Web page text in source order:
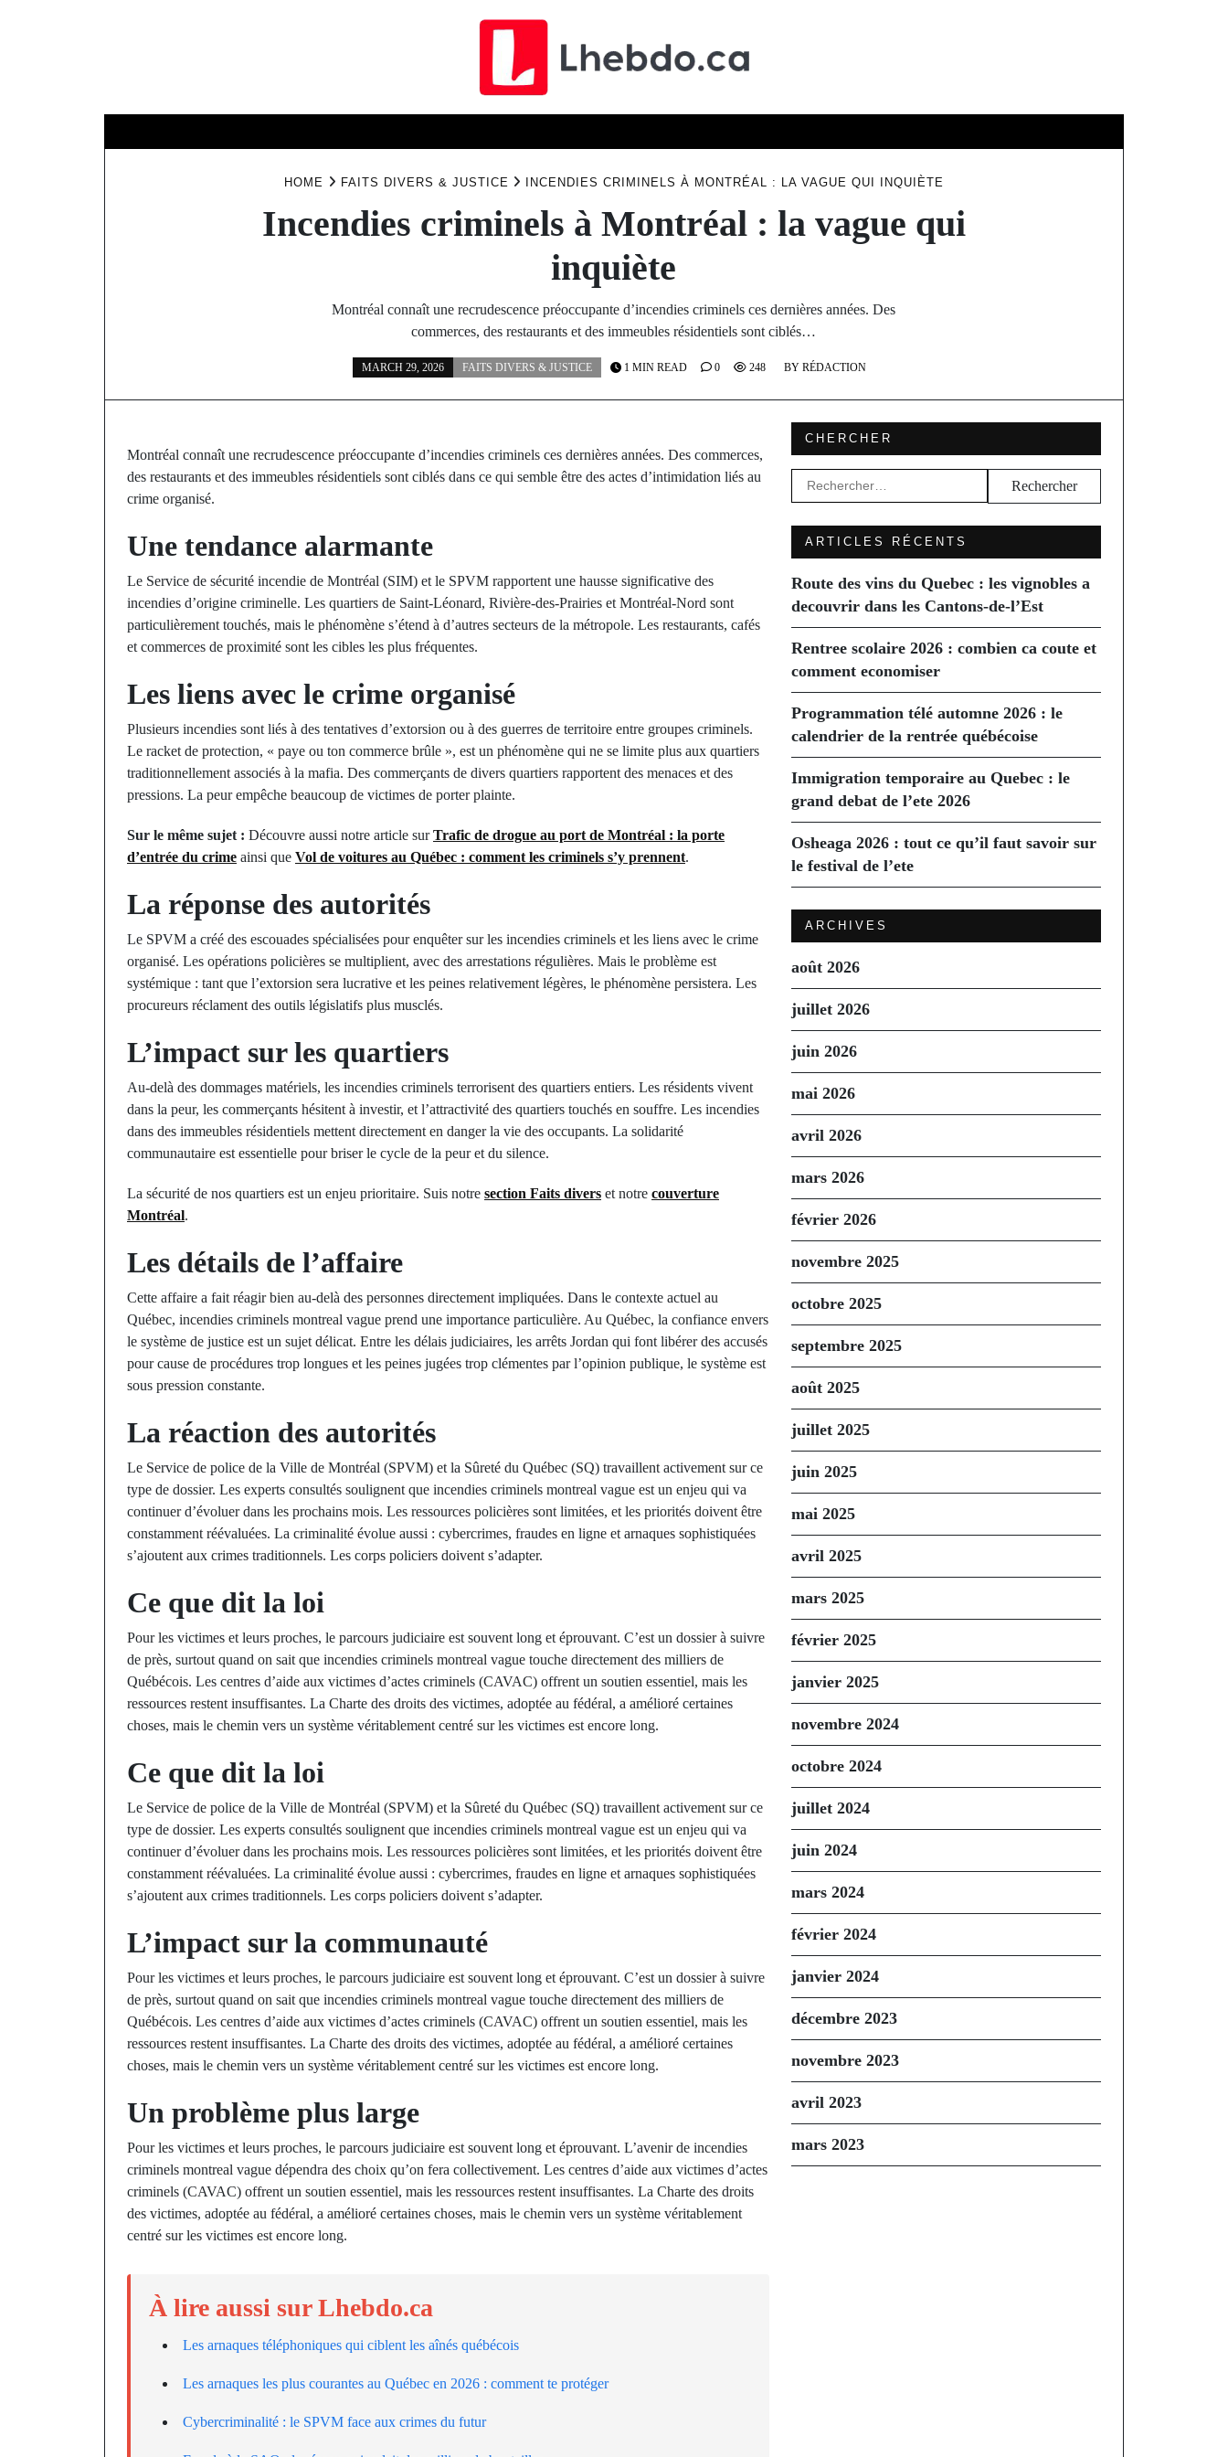
HOME FAITS DIVERS & JUSTICE INCENDIES CRIMINELS À MONTRÉAL : LA VAGUE QUI INQUIÈTE
Incendies criminels à Montréal : la vague qui
inquiète
Montréal connaît une recrudescence préoccupante d’incendies criminels ces dernières années. Des
commerces, des restaurants et des immeubles résidentiels sont ciblés…
MARCH 29, 2026 FAITS DIVERS & JUSTICE BY RÉDACTION
1 MIN READ 0 248
Montréal connaît une recrudescence préoccupante d’incendies criminels ces dernières années. Des commerces,
des restaurants et des immeubles résidentiels sont ciblés dans ce qui semble être des actes d’intimidation liés au
crime organisé.
Une tendance alarmante
Le Service de sécurité incendie de Montréal (SIM) et le SPVM rapportent une hausse significative des
incendies d’origine criminelle. Les quartiers de Saint-Léonard, Rivière-des-Prairies et Montréal-Nord sont
particulièrement touchés, mais le phénomène s’étend à d’autres secteurs de la métropole. Les restaurants, cafés
et commerces de proximité sont les cibles les plus fréquentes.
Les liens avec le crime organisé
Plusieurs incendies sont liés à des tentatives d’extorsion ou à des guerres de territoire entre groupes criminels.
Le racket de protection, « paye ou ton commerce brûle », est un phénomène qui ne se limite plus aux quartiers
traditionnellement associés à la mafia. Des commerçants de divers quartiers rapportent des menaces et des
pressions. La peur empêche beaucoup de victimes de porter plainte.
Sur le même sujet : Découvre aussi notre article surTrafic de drogue au port de Montréal : la porte
d’entrée du crime ainsi que Vol de voitures au Québec : comment les criminels s’y prennent.
La réponse des autorités
Le SPVM a créé des escouades spécialisées pour enquêter sur les incendies criminels et les liens avec le crime
organisé. Les opérations policières se multiplient, avec des arrestations régulières. Mais le problème est
systémique : tant que l’extorsion sera lucrative et les peines relativement légères, le phénomène persistera. Les
procureurs réclament des outils législatifs plus musclés.
L’impact sur les quartiers
Au-delà des dommages matériels, les incendies criminels terrorisent des quartiers entiers. Les résidents vivent
dans la peur, les commerçants hésitent à investir, et l’attractivité des quartiers touchés en souffre. Les incendies
dans des immeubles résidentiels mettent directement en danger la vie des occupants. La solidarité
communautaire est essentielle pour briser le cycle de la peur et du silence.
La sécurité de nos quartiers est un enjeu prioritaire. Suis notre section Faits divers et notre couverture
Montréal.
Les détails de l’affaire
Cette affaire a fait réagir bien au-delà des personnes directement impliquées. Dans le contexte actuel au
Québec, incendies criminels montreal vague prend une importance particulière. Au Québec, la confiance envers
le système de justice est un sujet délicat. Entre les délais judiciaires, les arrêts Jordan qui font libérer des accusés
pour cause de procédures trop longues et les peines jugées trop clémentes par l’opinion publique, le système est
sous pression constante.
La réaction des autorités
Le Service de police de la Ville de Montréal (SPVM) et la Sûreté du Québec (SQ) travaillent activement sur ce
type de dossier. Les experts consultés soulignent que incendies criminels montreal vague est un enjeu qui va
continuer d’évoluer dans les prochains mois. Les ressources policières sont limitées, et les priorités doivent être
constamment réévaluées. La criminalité évolue aussi : cybercrimes, fraudes en ligne et arnaques sophistiquées
s’ajoutent aux crimes traditionnels. Les corps policiers doivent s’adapter.
Ce que dit la loi
Pour les victimes et leurs proches, le parcours judiciaire est souvent long et éprouvant. C’est un dossier à suivre
de près, surtout quand on sait que incendies criminels montreal vague touche directement des milliers de
Québécois. Les centres d’aide aux victimes d’actes criminels (CAVAC) offrent un soutien essentiel, mais les
ressources restent insuffisantes. La Charte des droits des victimes, adoptée au fédéral, a amélioré certaines
choses, mais le chemin vers un système véritablement centré sur les victimes est encore long.
Ce que dit la loi
Le Service de police de la Ville de Montréal (SPVM) et la Sûreté du Québec (SQ) travaillent activement sur ce
type de dossier. Les experts consultés soulignent que incendies criminels montreal vague est un enjeu qui va
continuer d’évoluer dans les prochains mois. Les ressources policières sont limitées, et les priorités doivent être
constamment réévaluées. La criminalité évolue aussi : cybercrimes, fraudes en ligne et arnaques sophistiquées
s’ajoutent aux crimes traditionnels. Les corps policiers doivent s’adapter.
L’impact sur la communauté
Pour les victimes et leurs proches, le parcours judiciaire est souvent long et éprouvant. C’est un dossier à suivre
de près, surtout quand on sait que incendies criminels montreal vague touche directement des milliers de
Québécois. Les centres d’aide aux victimes d’actes criminels (CAVAC) offrent un soutien essentiel, mais les
ressources restent insuffisantes. La Charte des droits des victimes, adoptée au fédéral, a amélioré certaines
choses, mais le chemin vers un système véritablement centré sur les victimes est encore long.
Un problème plus large
Pour les victimes et leurs proches, le parcours judiciaire est souvent long et éprouvant. L’avenir de incendies
criminels montreal vague dépendra des choix qu’on fera collectivement. Les centres d’aide aux victimes d’actes
criminels (CAVAC) offrent un soutien essentiel, mais les ressources restent insuffisantes. La Charte des droits
des victimes, adoptée au fédéral, a amélioré certaines choses, mais le chemin vers un système véritablement
centré sur les victimes est encore long.
À lire aussi sur Lhebdo.ca
Les arnaques téléphoniques qui ciblent les aînés québécois
Les arnaques les plus courantes au Québec en 2026 : comment te protéger
Cybercriminalité : le SPVM face aux crimes du futur
CHERCHER
Rechercher :
ARTICLES RÉCENTS
Route des vins du Quebec : les vignobles a
decouvrir dans les Cantons-de-l’Est
Rentree scolaire 2026 : combien ca coute et
comment economiser
Programmation télé automne 2026 : le
calendrier de la rentrée québécoise
Immigration temporaire au Quebec : le
grand debat de l’ete 2026
Osheaga 2026 : tout ce qu’il faut savoir sur
le festival de l’ete
ARCHIVES
août 2026
juillet 2026
juin 2026
mai 2026
avril 2026
mars 2026
février 2026
novembre 2025
octobre 2025
septembre 2025
août 2025
juillet 2025
juin 2025
mai 2025
avril 2025
mars 2025
février 2025
janvier 2025
novembre 2024
octobre 2024
juillet 2024
juin 2024
mars 2024
février 2024
janvier 2024
décembre 2023
novembre 2023
avril 2023
mars 2023